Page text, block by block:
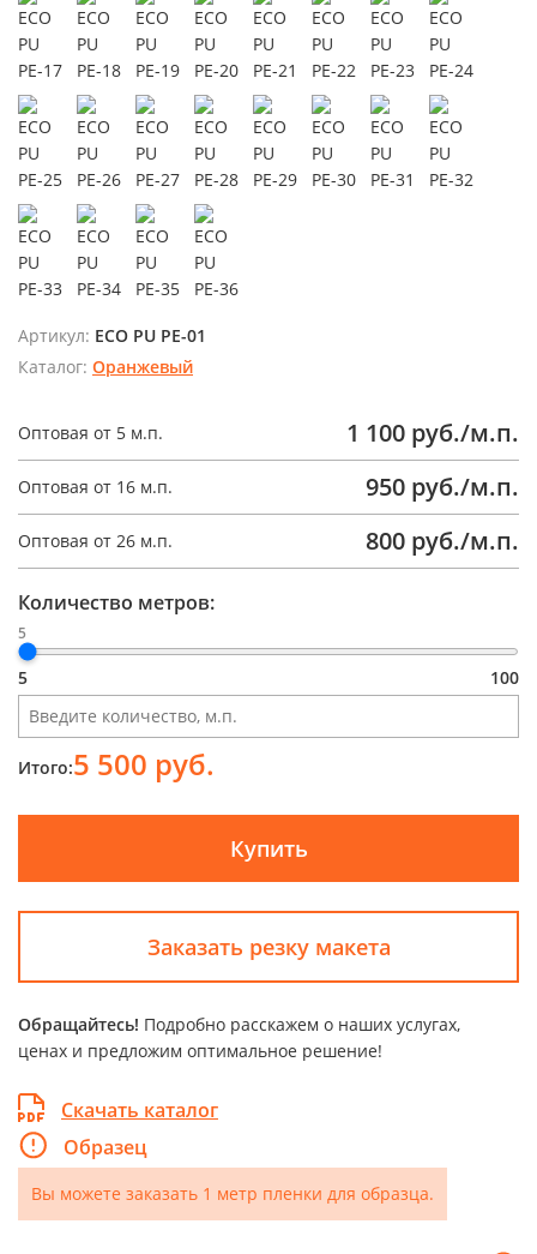
Артикул: ECO PU PE-01
Каталог: Оранжевый
Оптовая от 5 м.п. 1 100 руб./м.п.
Оптовая от 16 м.п. 950 руб./м.п.
Оптовая от 26 м.п. 800 руб./м.п.
Количество метров:
5
5 100
Итого:5 500 руб.
Купить
Заказать резку макета
Обращайтесь! Подробно расскажем о наших услугах,
ценах и предложим оптимальное решение!
Скачать каталог
Образец
Вы можете заказать 1 метр пленки для образца.